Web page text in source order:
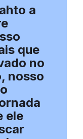
a
que
no
nosso
ele